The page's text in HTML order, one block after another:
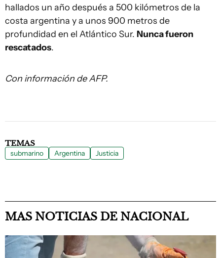
hallados un año después a 500 kilómetros de la
costa argentina y a unos 900 metros de
profundidad en el Atlántico Sur. Nunca fueron
rescatados.
Con información de AFP.
TEMAS
submarino Argentina Justicia
MAS NOTICIAS DE NACIONAL